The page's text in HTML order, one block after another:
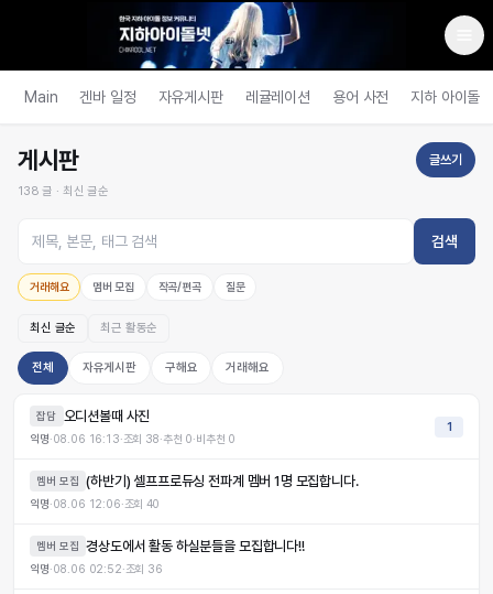
Main 겐바 일정 자유게시판 레귤레이션 용어 사전 지하 아이돌
게시판
138 글 · 최신 글순
글쓰기
검색
거래해요 멤버 모집 작곡/편곡 질문
최신 글순 최근 활동순
전체 자유게시판 구해요 거래해요
잡담 오디션볼때 사진
익명·08.06 16:13·조회 38·추천 0·비추천 0
1
멤버 모집 (하반기) 셀프프로듀싱 전파계 멤버 1명 모집합니다.
익명·08.06 12:06·조회40
멤버 모집 경상도에서 활동 하실분들을 모집합니다!!
익명·08.06 02:52·조회 36